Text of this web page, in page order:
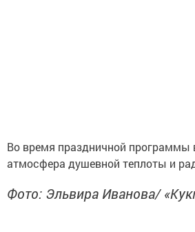
Во время праздничной программы
атмосфера душевной теплоты и
Фото: Эльвира Иванова/